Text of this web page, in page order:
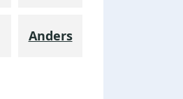
Anders